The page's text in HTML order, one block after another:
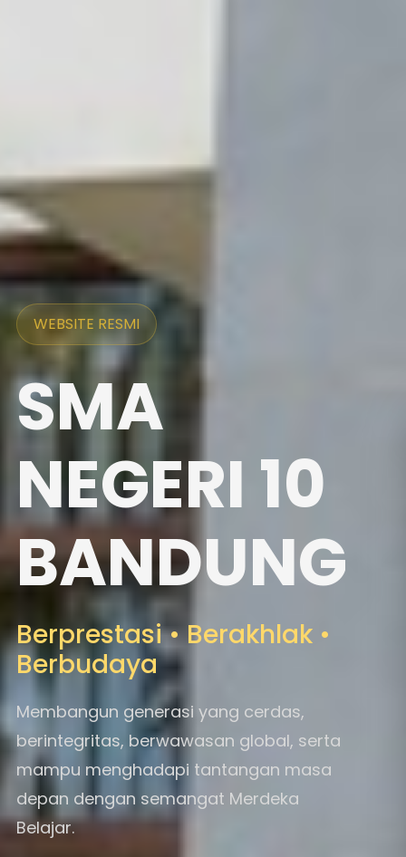
WEBSITE RESMI
SMA
NEGERI 10
BANDUNG
Berprestasi • Berakhlak •
Berbudaya
Membangun generasi yang cerdas,
berintegritas, berwawasan global, serta
mampu menghadapi tantangan masa
depan dengan semangat Merdeka
Belajar.